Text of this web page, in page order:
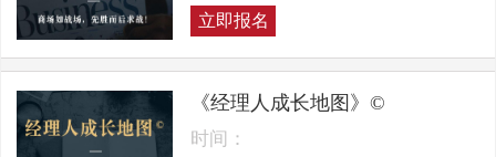
立即报名
《经理人成长地图》©
时间：